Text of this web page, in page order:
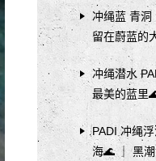
冲绳蓝 青洞
留在蔚蓝的
冲绳潜水
最美的蓝里
PADI 冲绳
海🌊 ｜ 黑